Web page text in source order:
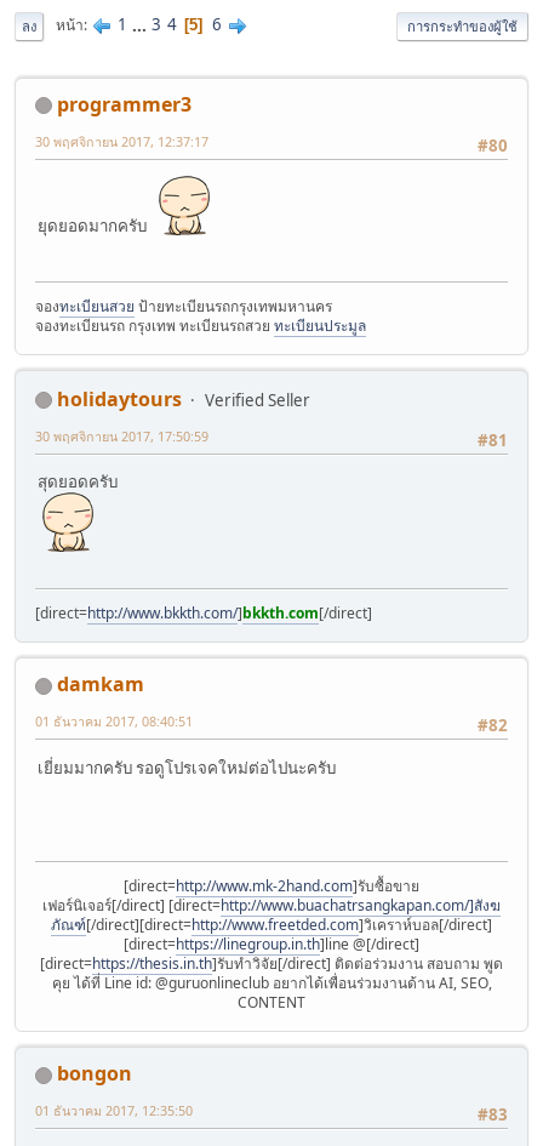
ลง หน้า 1 ... 3 4 5 6 การกระทำของผู้ใช้
programmer3
#80
30 พฤศจิกายน 2017, 12:37:17
ยุดยอดมากครับ
จองทะเบียนสวย ป้ายทะเบียนรถกรุงเทพมหานคร
จองทะเบียนรถ กรุงเทพ ทะเบียนรถสวย ทะเบียนประมูล
holidaytours
Verified Seller
#81
30 พฤศจิกายน 2017, 17:50:59
สุดยอดครับ
[direct=http://www.bkkth.com/]bkkth.com[/direct]
damkam
#82
01 ธันวาคม 2017, 08:40:51
เยี่ยมมากครับ รอดูโปรเจคใหม่ต่อไปนะครับ
[direct=http://www.mk-2hand.com]รับซื้อขาย
เฟอร์นิเจอร์[/direct] [direct=http://www.buachatrsangkapan.com/]สังฆ
ภัณฑ์[/direct][direct=http://www.freetded.com]วิเคราห์บอล[/direct]
[direct=https://linegroup.in.th]line @[/direct]
[direct=https://thesis.in.th]รับทำวิจัย[/direct] ติดต่อร่วมงาน สอบถาม พูด
คุย ได้ที่ Line id: @guruonlineclub อยากได้เพื่อนร่วมงานด้าน AI, SEO,
CONTENT
bongon
#83
01 ธันวาคม 2017, 12:35:50